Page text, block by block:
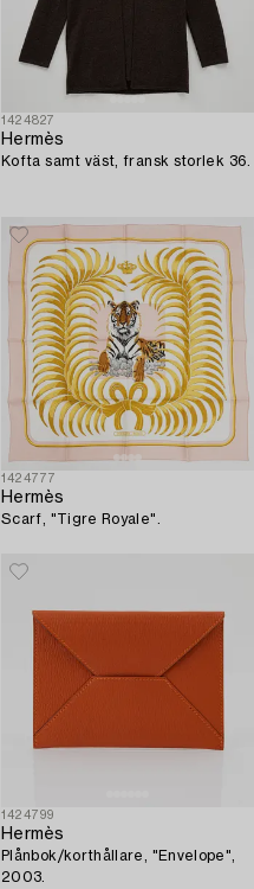
1424827
Hermès
Kofta samt väst, fransk storlek 36.
1424777
Hermès
Scarf, "Tigre Royale".
1424799
Hermès
Plånbok/korthållare, "Envelope",
2003.